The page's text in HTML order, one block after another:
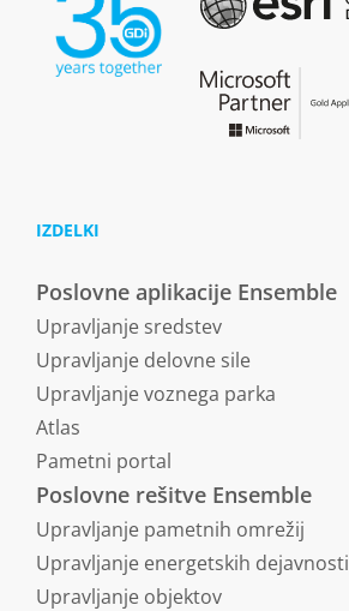
IZDELKI
Poslovne aplikacije Ensemble
Upravljanje sredstev
Upravljanje delovne sile
Upravljanje voznega parka
Atlas
Pametni portal
Poslovne rešitve Ensemble
Upravljanje pametnih omrežij
Upravljanje energetskih dejavnosti
Upravljanje objektov